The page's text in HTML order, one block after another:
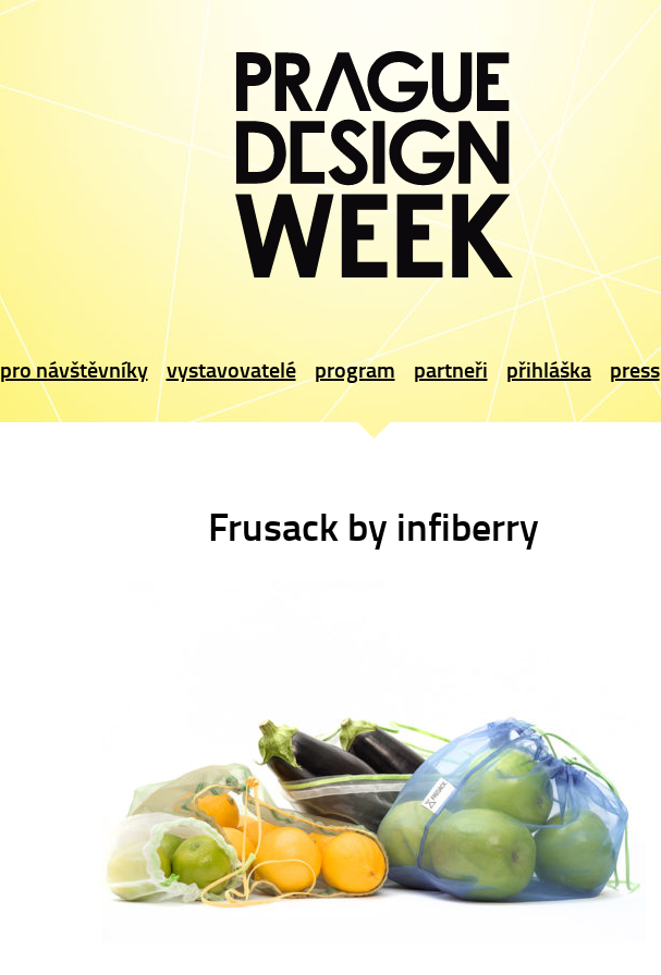
pro návštěvníky vystavovatelé program partneři přihláška press
Frusack by infiberry